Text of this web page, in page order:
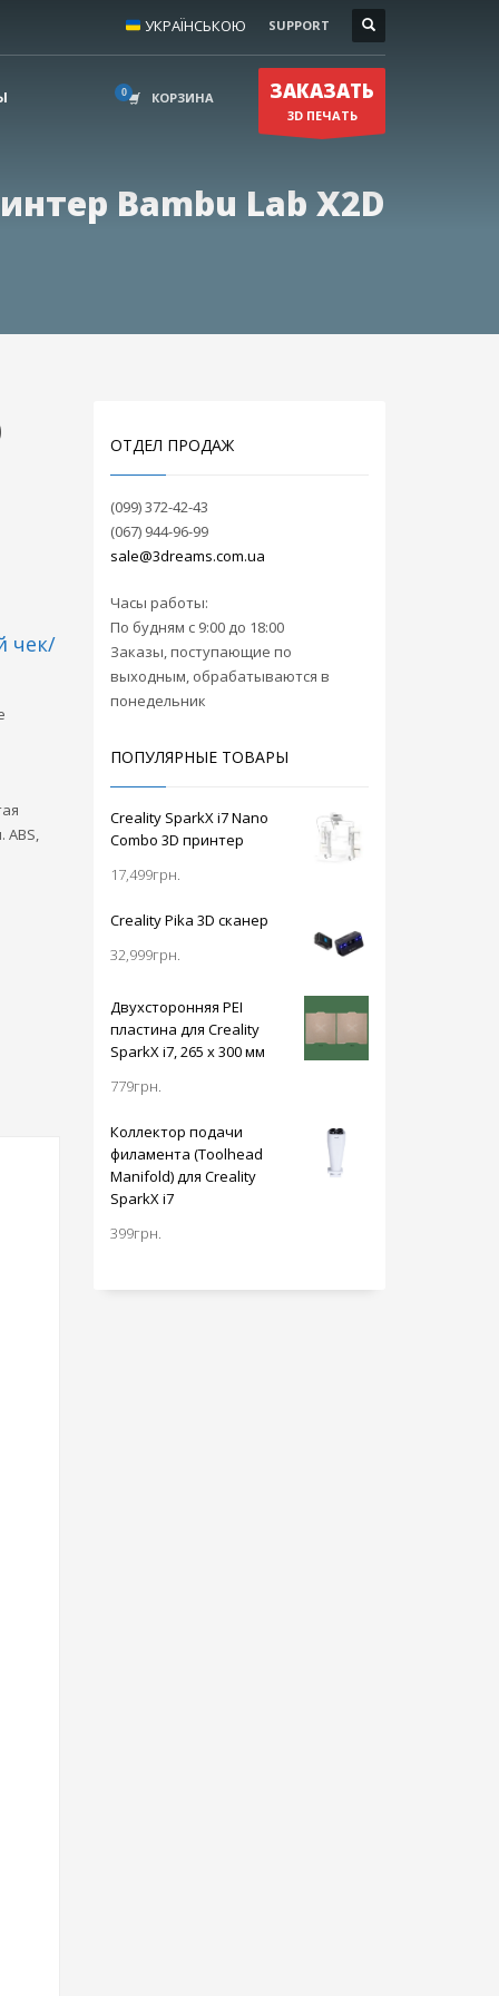
КОНТАКТЫ
(068) 279–28–94
УКРАЇНСЬКОЮ SUPPORT
КОРЗИНА ЗАКАЗАТЬ
3D ПЕЧАТЬ
Bambu Lab X2D
чек/
ABS,
ОТДЕЛ ПРОДАЖ
(099) 372-42-43
(067) 944-96-99
sale@3dreams.com.ua
Часы работы:
По будням с 9:00 до 18:00
Заказы, поступающие по
выходным, обрабатываются в
понедельник
ПОПУЛЯРНЫЕ ТОВАРЫ
Creality SparkX i7 Nano
Combo 3D принтер
17,499грн.
Creality Pika 3D сканер
32,999грн.
Двухсторонняя PEI
пластина для Creality
SparkX i7, 265 x 300 мм
779грн.
Коллектор подачи
филамента (Toolhead
Manifold) для Creality
SparkX i7
399грн.